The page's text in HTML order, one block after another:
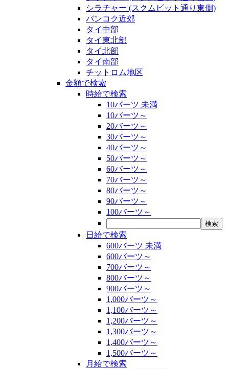
シラチャー (スクムビット通り東側)
バンコク近郊
タイ中部
タイ東北部
タイ北部
タイ南部
チットロム地区
金額で検索
時給で検索
10バーツ 未満
10バーツ～
20バーツ～
30バーツ～
40バーツ～
50バーツ～
60バーツ～
70バーツ～
80バーツ～
90バーツ～
100バーツ～
日給で検索
600バーツ 未満
600バーツ～
700バーツ～
800バーツ～
900バーツ～
1,000バーツ～
1,100バーツ～
1,200バーツ～
1,300バーツ～
1,400バーツ～
1,500バーツ～
月給で検索